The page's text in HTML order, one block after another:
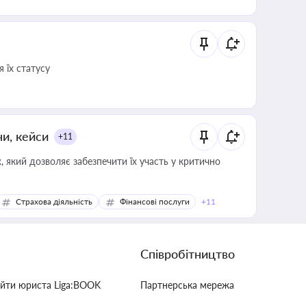
статусу
кейси +11
дозволяє забезпечити їх участь у критично
Страхова діяльність Фінансові послуги +11
юриста Liga:BOOK
Співробітництво
Партнерська мережа